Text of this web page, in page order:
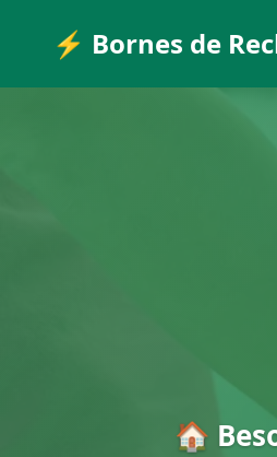
⚡ Bornes de
🏠